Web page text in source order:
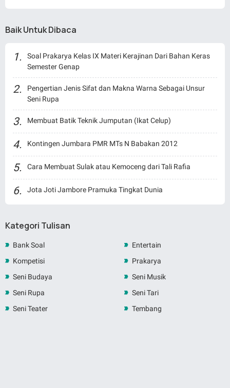
Baik Untuk Dibaca
Soal Prakarya Kelas IX Materi Kerajinan Dari Bahan Keras
Semester Genap
Pengertian Jenis Sifat dan Makna Warna Sebagai Unsur
Seni Rupa
Membuat Batik Teknik Jumputan (Ikat Celup)
Kontingen Jumbara PMR MTs N Babakan 2012
Cara Membuat Sulak atau Kemoceng dari Tali Rafia
Jota Joti Jambore Pramuka Tingkat Dunia
Kategori Tulisan
Bank Soal
Entertain
Kompetisi
Prakarya
Seni Budaya
Seni Musik
Seni Rupa
Seni Tari
Seni Teater
Tembang